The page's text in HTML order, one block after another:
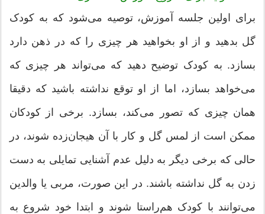
برای اولین جلسه آموزش، توصیه می‌شود که به کودک
گل بدهید و از او بخواهید هر چیزی را که در ذهن دارد
بسازد. به کودک توضیح دهید که می‌تواند هر چیزی که
می‌خواهد بسازد، اما از او توقع نداشته باشید که دقیقا
همان چیزی که تصور می‌کند، بسازد. برخی از کودکان
ممکن است از لمس گل و کار با آن هیجان‌زده شوند، در
حالی که برخی دیگر به دلیل عدم آشنایی تمایلی به دست
زدن به گل نداشته باشند. در این صورت، مربی یا والدین
می‌توانند با کودک هم‌راستا شوند و ابتدا خود شروع به